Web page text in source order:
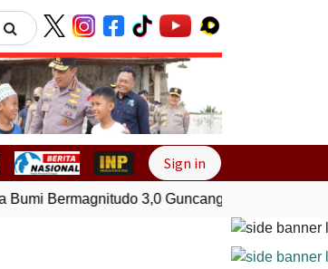
Next
Sign in
Bermagnitudo 3,0 Guncang Pesisir Barat,